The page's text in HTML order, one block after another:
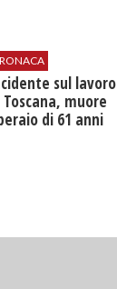
sul lavoro
Toscana, muore
di 61 anni